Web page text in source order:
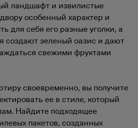
ландшафт и извилистые
особенный характер и
для себя его разные уголки, а
создают зеленый оазис и дают
свежими фруктами
своевременно, вы получите
ее в стиле, который
Найдите подходящее
пакетов, созданных